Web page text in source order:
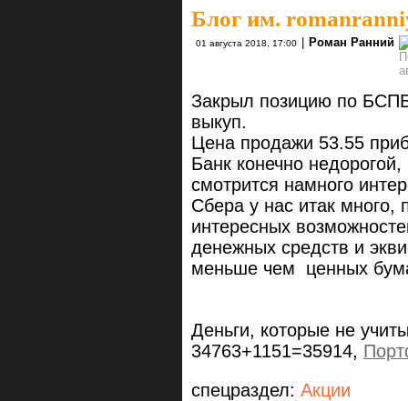
Блог им.
01 августа 2018, 17:00 Роман Ранний
Закрыл позицию по
выкуп.
Цена продажи 53.55
Банк конечно
смотрится намного
Сбера у нас итак много,
интересных
денежных средств и
меньше чем ценных
Деньги, которые не
34763+1151=35914,
спецраздел: Акции